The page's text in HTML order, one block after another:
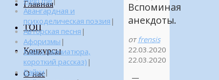
Главная
ТОП
Конкурсы
О нас
Вспоминая
анекдоты.
от frensis
22.03.2020
22.03.2020
—
Авангардная и
психоделическая поэзия |
Авторская песня |
Афоризмы |
Байка (миниатюра,
короткий рассказ) |
Байки|